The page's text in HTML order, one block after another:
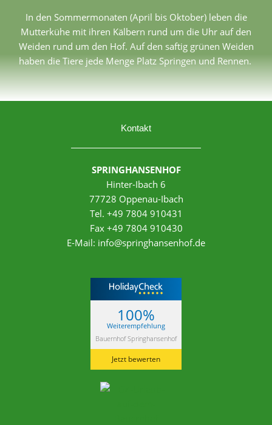
In den Sommermonaten (April bis Oktober) leben die
Mutterkühe mit ihren Kälbern rund um die Uhr auf den
Weiden rund um den Hof. Auf den saftig grünen Weiden
haben die Tiere jede Menge Platz Springen und Rennen.
Kontakt
SPRINGHANSENHOF
Hinter-Ibach 6
77728 Oppenau-Ibach
Tel. +49 7804 910431
Fax +49 7804 910430
E-Mail: info@springhansenhof.de
100%
Weiterempfehlung
Bauernhof Springhansenhof
Jetzt bewerten